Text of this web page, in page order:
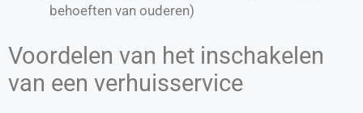
behoeften van ouderen)
Voordelen van het inschakelen
van een verhuisservice